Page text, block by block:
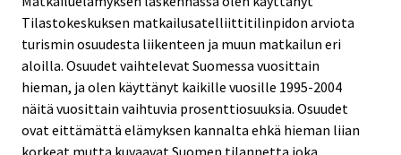
Tilastokeskuksen matkailusatelliittitilinpidon arviota
turismin osuudesta liikenteen ja muun matkailun eri
aloilla. Osuudet vaihtelevat Suomessa vuosittain
hieman, ja olen käyttänyt kaikille vuosille 1995-2004
näitä vuosittain vaihtuvia prosenttiosuuksia. Osuudet
ovat eittämättä elämyksen kannalta ehkä hieman liian